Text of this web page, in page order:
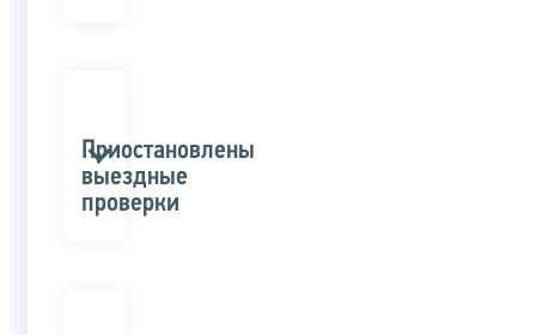
Приостановлены
выездные
проверки